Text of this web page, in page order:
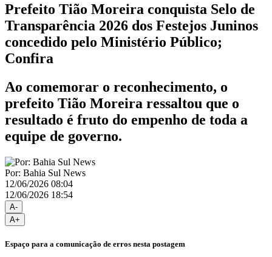
Prefeito Tião Moreira conquista Selo de
Transparência 2026 dos Festejos Juninos
concedido pelo Ministério Público;
Confira
Ao comemorar o reconhecimento, o
prefeito Tião Moreira ressaltou que o
resultado é fruto do empenho de toda a
equipe de governo.
Por: Bahia Sul News
12/06/2026 08:04
12/06/2026 18:54
A-
A+
Espaço para a comunicação de erros nesta postagem